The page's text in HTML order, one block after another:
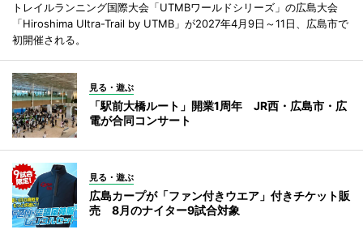
トレイルランニング国際大会「UTMBワールドシリーズ」の広島大会
「Hiroshima Ultra-Trail by UTMB」が2027年4月9日～11日、広島市で
初開催される。
見る・遊ぶ
「駅前大橋ルート」開業1周年 JR西・広島市・広
電が合同コンサート
見る・遊ぶ
広島カープが「ファン付きウエア」付きチケット販
売 8月のナイター9試合対象